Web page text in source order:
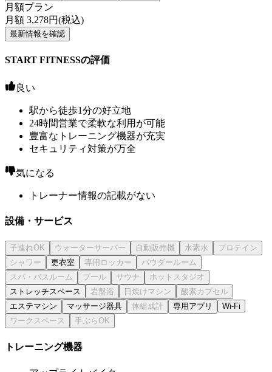
月額プラン
月額 3,278円(税込)
最新情報を確認
START FITNESSの評価
良い
駅から徒歩1分の好立地
24時間営業で柔軟な利用が可能
豊富なトレーニング機器が充実
セキュリティ対策が万全
気になる
トレーナー情報の記載がない
設備・サービス
更衣室
ストレッチスペース
エステマシン
マッサージ器具 専用アプリ Wi-Fi
トレーニング機器